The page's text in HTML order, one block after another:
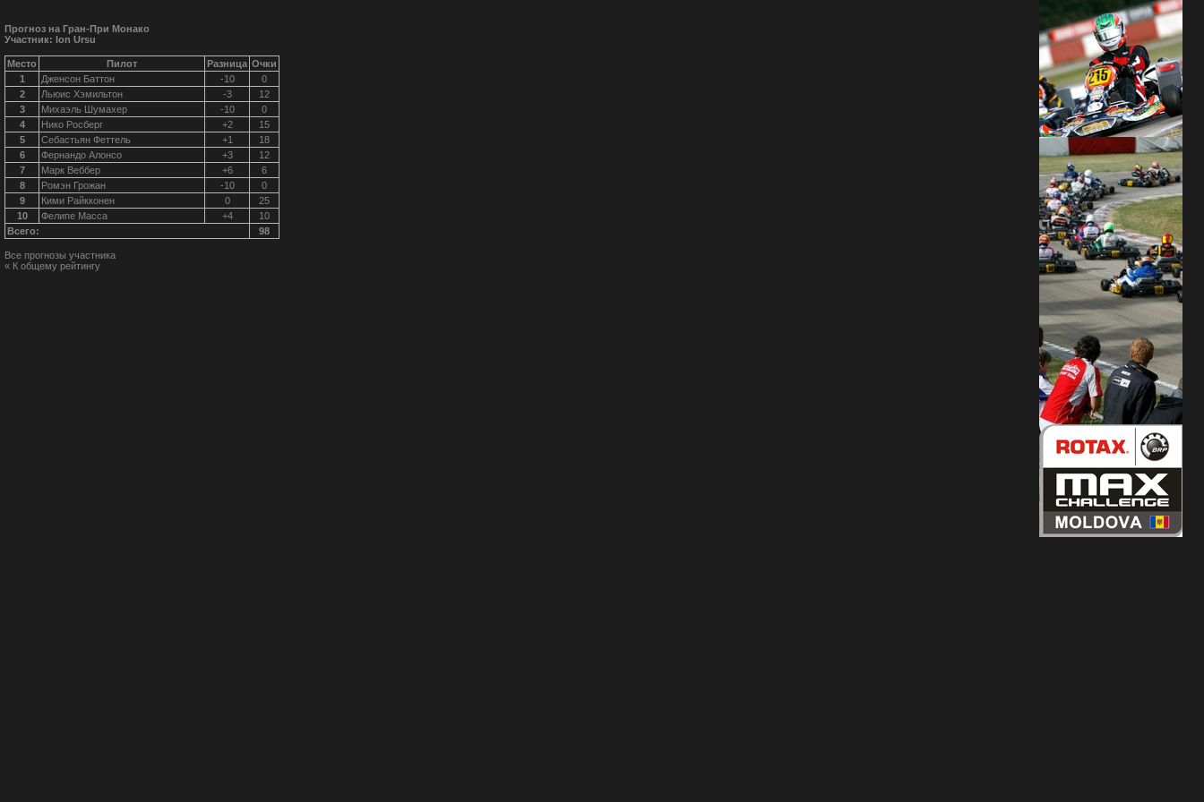
Прогноз на Гран-При Монако
Участник: Ion Ursu
Место Пилот Разница Очки
1
Дженсон Баттон -10
0
2
Льюис Хэмильтон -3
12
3
Михаэль Шумахер -10
0
4
Нико Росберг +2
15
5
Себастьян Феттель +1
18
6
Фернандо Алонсо +3
12
7
Марк Веббер +6
6
8
Ромэн Грожан -10
0
9
Кими Райкконен 0
25
10
Фелипе Масса +4
10
Всего:
98
Все прогнозы участника
« К общему рейтингу